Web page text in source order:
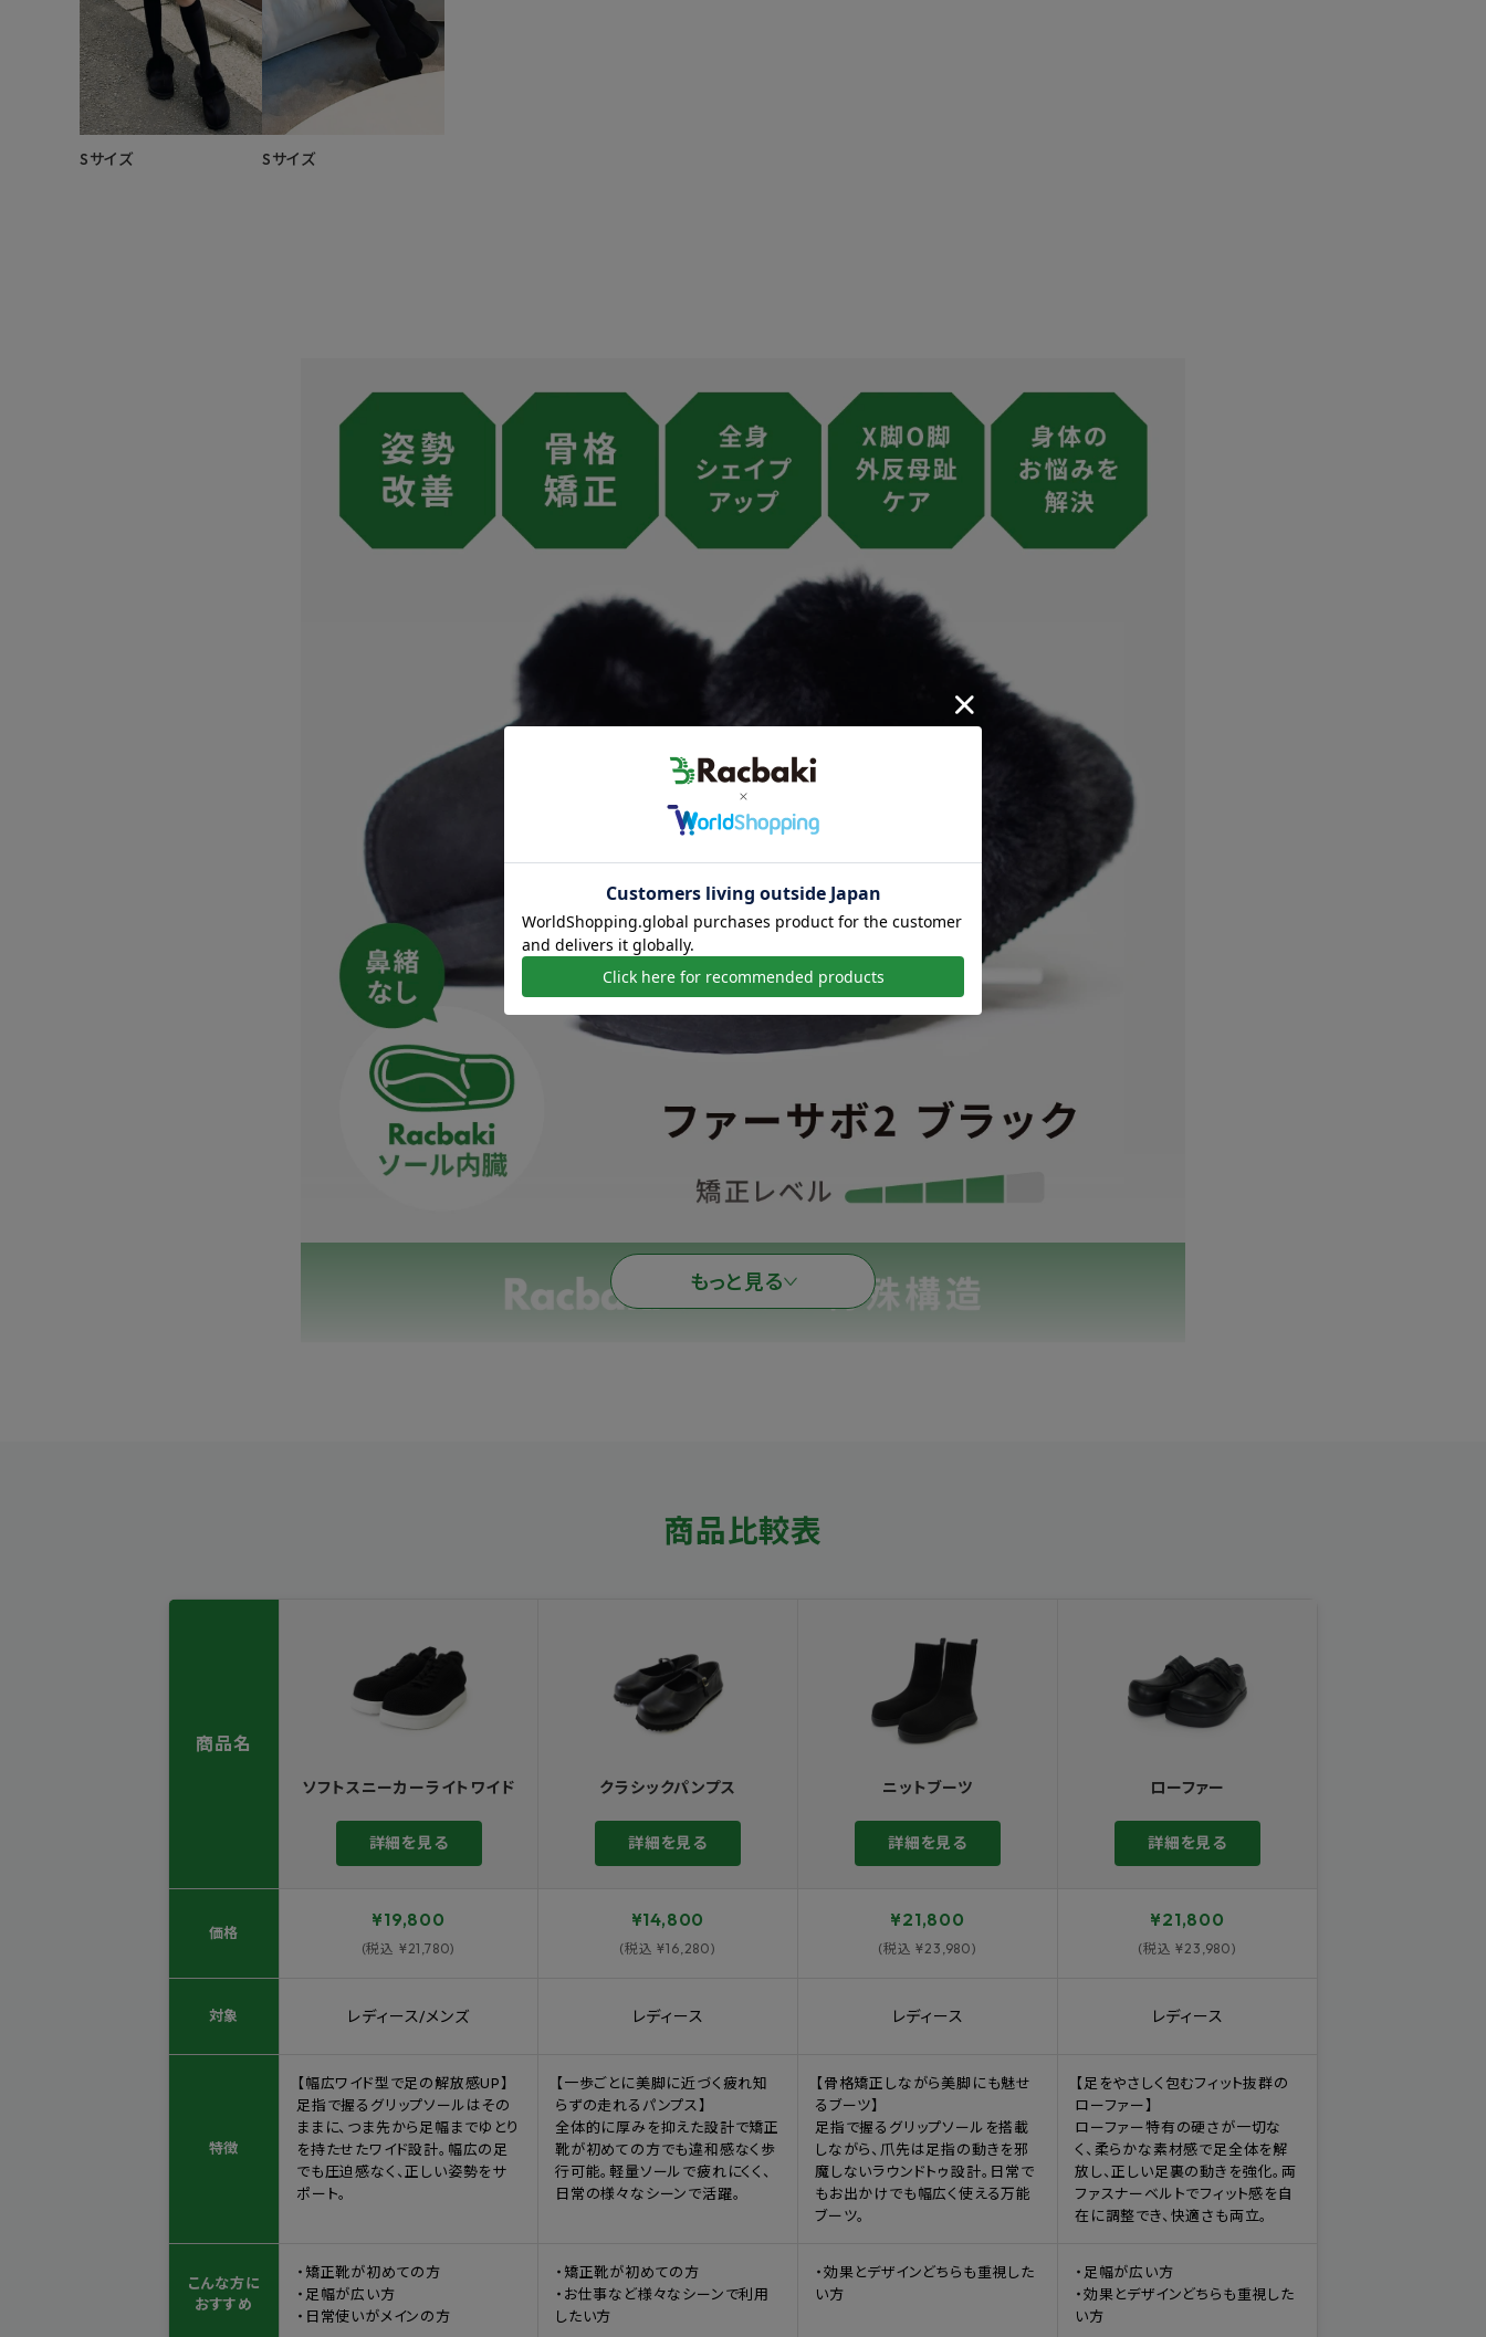
Sサイズ Sサイズ
もっと見る
商品比較表
商品名
ソフトスニーカーライトワイド
詳細を見る
クラシックパンプス
詳細を見る
ニットブーツ
詳細を見る
ローファー
詳細を見る
価格
¥19,800
(税込 ¥21,780)
¥14,800
(税込 ¥16,280)
¥21,800
(税込 ¥23,980)
¥21,800
(税込 ¥23,980)
対象 レディース/メンズ レディース レディース レディース
特徴
【幅広ワイド型で足の解放感UP】
足指で握るグリップソールはその
ままに、つま先から足幅までゆとり
を持たせたワイド設計。幅広の足
でも圧迫感なく、正しい姿勢をサ
ポート。
【一歩ごとに美脚に近づく疲れ知
らずの走れるパンプス】
全体的に厚みを抑えた設計で矯正
靴が初めての方でも違和感なく歩
行可能。軽量ソールで疲れにくく、
日常の様々なシーンで活躍。
【骨格矯正しながら美脚にも魅せ
るブーツ】
足指で握るグリップソールを搭載
しながら、爪先は足指の動きを邪
魔しないラウンドトゥ設計。日常で
もお出かけでも幅広く使える万能
ブーツ。
【足をやさしく包むフィット抜群の
ローファー】
ローファー特有の硬さが一切な
く、柔らかな素材感で足全体を解
放し、正しい足裏の動きを強化。両
ファスナーベルトでフィット感を自
在に調整でき、快適さも両立。
こんな方に
おすすめ
・矯正靴が初めての方
・足幅が広い方
・日常使いがメインの方
・矯正靴が初めての方
・お仕事など様々なシーンで利用
したい方
・効果とデザインどちらも重視した
い方
・足幅が広い方
・効果とデザインどちらも重視した
い方